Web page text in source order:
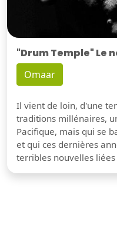
"Drum Temple" Le
Omaar
Il vient de loin, d'une
traditions millénaires,
Pacifique, mais qui se
et qui ces dernières
terribles nouvelles